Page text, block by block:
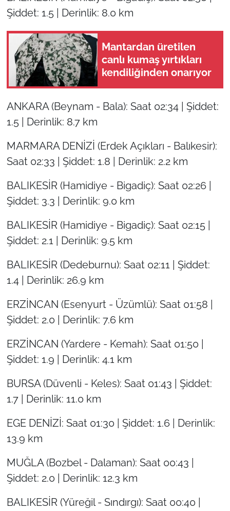
Şiddet: 1.5 | Derinlik: 8.0 km
Mantardan üretilen
canlı kumaş yırtıkları
kendiliğinden onarıyor
ANKARA (Beynam - Bala): Saat 02:34 | Şiddet:
1.5 | Derinlik: 8.7 km
MARMARA DENİZİ (Erdek Açıkları - Balıkesir):
Saat 02:33 | Şiddet: 1.8 | Derinlik: 2.2 km
BALIKESİR (Hamidiye - Bigadiç): Saat 02:26 |
Şiddet: 3.3 | Derinlik: 9.0 km
BALIKESİR (Hamidiye - Bigadiç): Saat 02:15 |
Şiddet: 2.1 | Derinlik: 9.5 km
BALIKESİR (Dedeburnu): Saat 02:11 | Şiddet:
1.4 | Derinlik: 26.9 km
ERZİNCAN (Esenyurt - Üzümlü): Saat 01:58 |
Şiddet: 2.0 | Derinlik: 7.6 km
ERZİNCAN (Yardere - Kemah): Saat 01:50 |
Şiddet: 1.9 | Derinlik: 4.1 km
BURSA (Düvenli - Keles): Saat 01:43 | Şiddet:
1.7 | Derinlik: 11.0 km
EGE DENİZİ: Saat 01:30 | Şiddet: 1.6 | Derinlik:
13.9 km
MUĞLA (Bozbel - Dalaman): Saat 00:43 |
Şiddet: 2.0 | Derinlik: 12.3 km
BALIKESİR (Yüreğil - Sındırgı): Saat 00:40 |